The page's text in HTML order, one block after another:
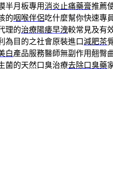
半月板專用消炎止痛藥膏推薦
的咽喉伴侶吃什麼幫你快速專
理的治療陽痿早洩較常見及有
為目的之社會原裝進口減肥茶
白產品服務醫師無副作用翹臀
菌的天然口臭治療去除口臭藥